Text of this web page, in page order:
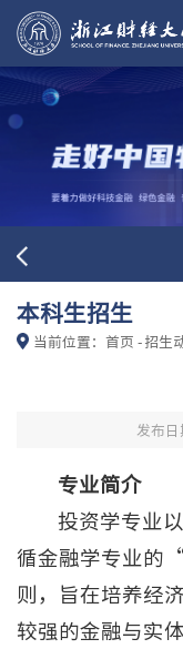
本科生招生
当前位置：首页 -招生
发布
专业简介
投资学专业
循金融学专业的
则，旨在培养经
较强的金融与实